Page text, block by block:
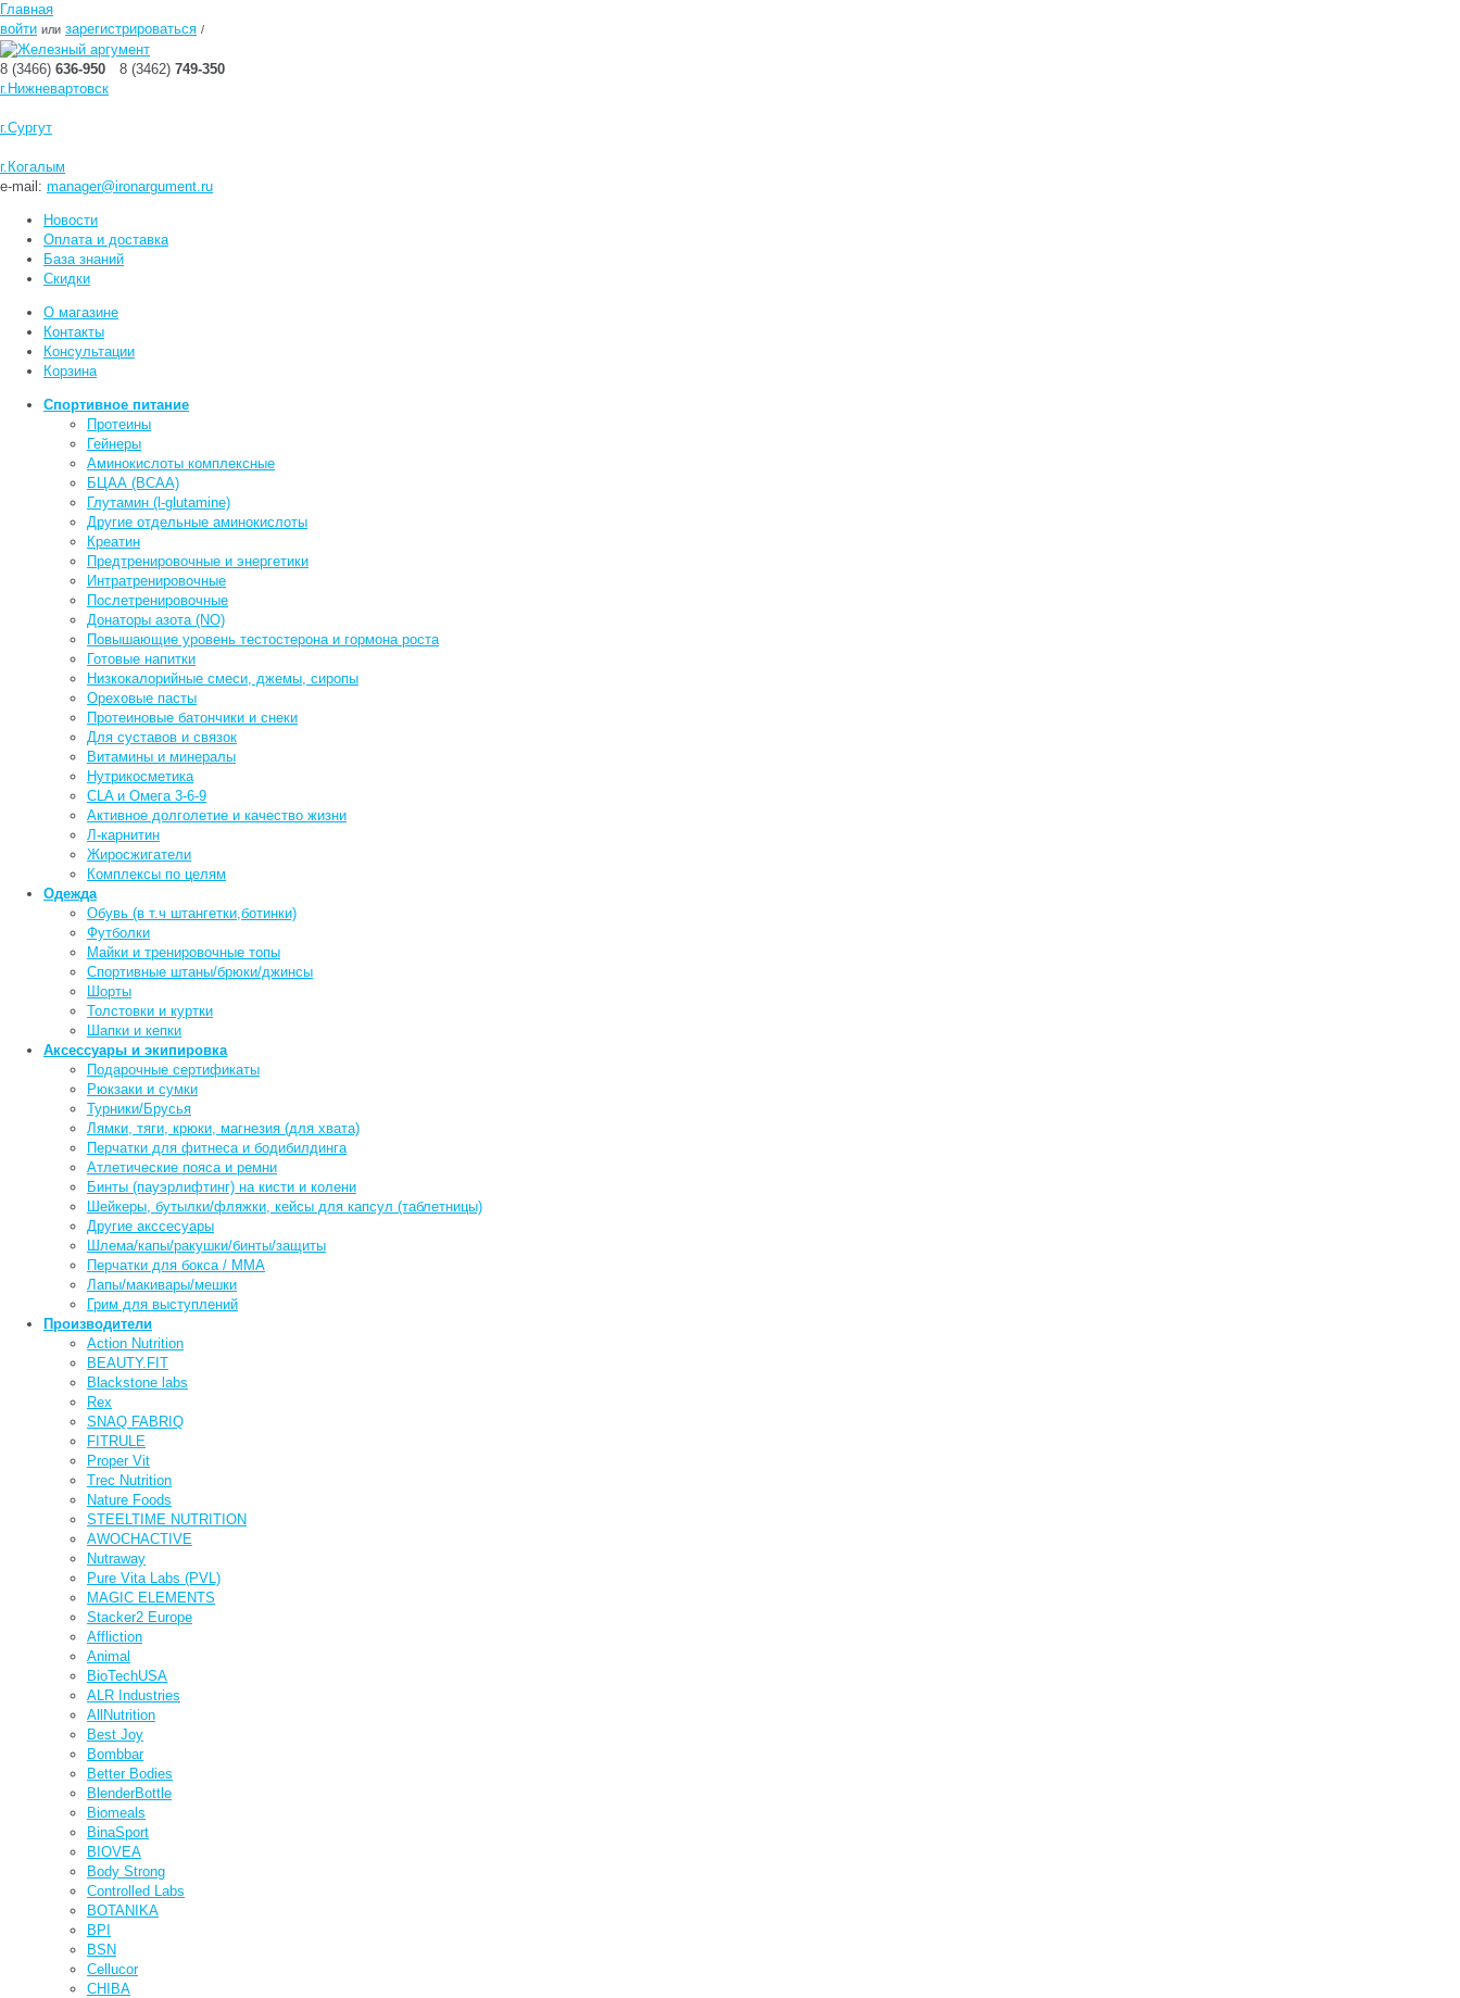
Главная
войти или зарегистрироваться /
8 (3466) 636-950 8 (3462) 749-350
г.Нижневартовск
г.Сургут
г.Когалым
e-mail: manager@ironargument.ru
Новости
Оплата и доставка
База знаний
Скидки
О магазине
Контакты
Консультации
Корзина
Спортивное питание
Протеины
Гейнеры
Аминокислоты комплексные
БЦАА (BCAA)
Глутамин (l-glutamine)
Другие отдельные аминокислоты
Креатин
Предтренировочные и энергетики
Интратренировочные
Послетренировочные
Донаторы азота (NO)
Повышающие уровень тестостерона и гормона роста
Готовые напитки
Низкокалорийные смеси, джемы, сиропы
Ореховые пасты
Протеиновые батончики и снеки
Для суставов и связок
Витамины и минералы
Нутрикосметика
CLA и Омега 3-6-9
Активное долголетие и качество жизни
Л-карнитин
Жиросжигатели
Комплексы по целям
Одежда
Обувь (в т.ч штангетки,ботинки)
Футболки
Майки и тренировочные топы
Спортивные штаны/брюки/джинсы
Шорты
Толстовки и куртки
Шапки и кепки
Аксессуары и экипировка
Подарочные сертификаты
Рюкзаки и сумки
Турники/Брусья
Лямки, тяги, крюки, магнезия (для хвата)
Перчатки для фитнеса и бодибилдинга
Атлетические пояса и ремни
Бинты (пауэрлифтинг) на кисти и колени
Шейкеры, бутылки/фляжки, кейсы для капсул (таблетницы)
Другие акссесуары
Шлема/капы/ракушки/бинты/защиты
Перчатки для бокса / ММА
Лапы/макивары/мешки
Грим для выступлений
Производители
Action Nutrition
BEAUTY.FIT
Blackstone labs
Rex
SNAQ FABRIQ
FITRULE
Proper Vit
Trec Nutrition
Nature Foods
STEELTIME NUTRITION
AWOCHACTIVE
Nutraway
Pure Vita Labs (PVL)
MAGIC ELEMENTS
Stacker2 Europe
Affliction
Animal
BioTechUSA
ALR Industries
AllNutrition
Best Joy
Bombbar
Better Bodies
BlenderBottle
Biomeals
BinaSport
BIOVEA
Body Strong
Controlled Labs
BOTANIKA
BPI
BSN
Cellucor
CHIBA